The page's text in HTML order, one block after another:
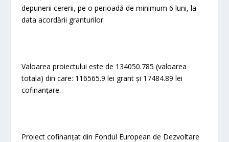
depunerii cererii, pe o perioadă de minimum 6 luni, la
data acordării granturilor.
Valoarea proiectului este de 134050.785 (valoarea
totala) din care: 116565.9 lei grant și 17484.89 lei
cofinanțare.
Proiect cofinanțat din Fondul European de Dezvoltare